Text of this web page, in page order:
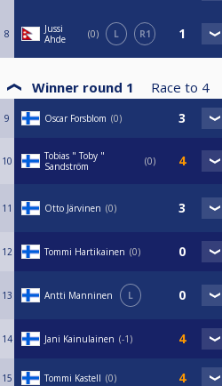
8
Jussi
Ahde
0 L R1
Winner round 1 Race to 4
9 Oscar Forsblom 0
10
Tobias " Toby "
Sandström
0
11 Otto Järvinen 0
12 Tommi Hartikainen 0
13 Antti Manninen L
14 Jani Kainulainen -1
15 Tommi Kastell 0